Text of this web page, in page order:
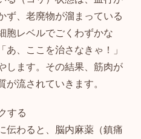
ず、老廃物が溜まっている
胞レベルでごくわずかな
あ、ここを治さなきゃ！」
します。その結果、筋肉が
流されていきます。
する
伝わると、脳内麻薬（鎮痛